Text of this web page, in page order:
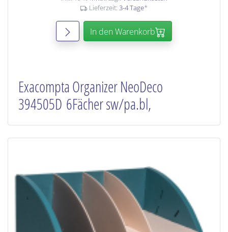
Lieferzeit: 3-4 Tage*
In den Warenkorb
Exacompta Organizer NeoDeco
394505D 6Fächer sw/pa.bl,